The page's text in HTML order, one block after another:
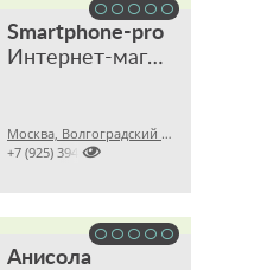
Smartphone-pro
Интернет-магазин оригинальной техники и аксессуаров
Москва, Волгоградский проспект, 32, корпус 8, ТЦ "Технохолл", павильон D-8

+7 (925) 3941200
Анисола